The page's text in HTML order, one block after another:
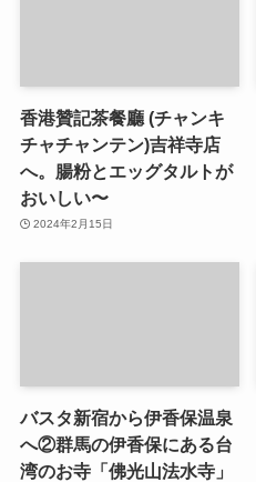
香港贊記茶餐廳 (チャンキ
チャチャンテン)吉祥寺店
へ。腸粉とエッグタルトが
おいしい〜
2024年2月15日
バスタ新宿から伊香保温泉
へ②群馬の伊香保にある台
湾のお寺「佛光山法水寺」